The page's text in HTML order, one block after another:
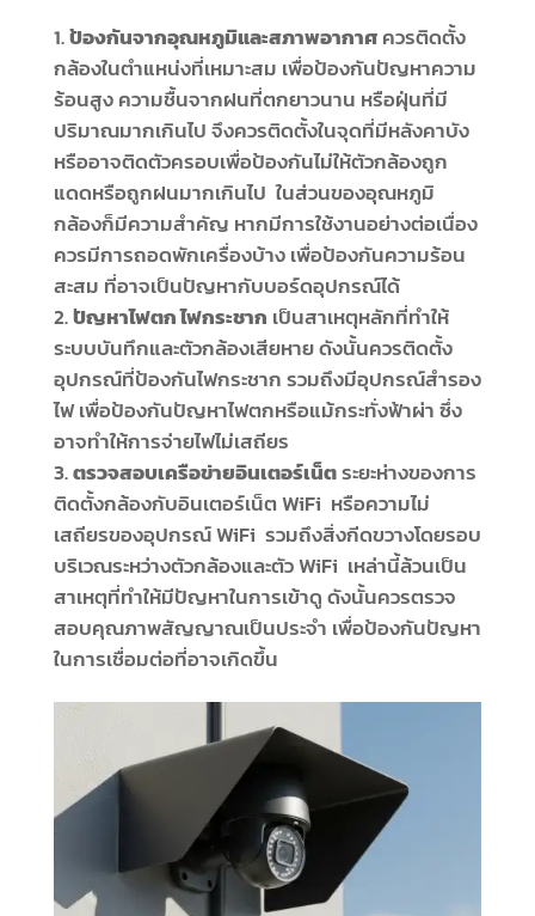
ป้องกันจากอุณหภูมิและสภาพอากาศควรติดตั้ง
กล้องในตำแหน่งที่เหมาะสม เพื่อป้องกันปัญหาความ
ร้อนสูง ความชื้นจากฝนที่ตกยาวนาน หรือฝุ่นที่มี
ปริมาณมากเกินไป จึงควรติดตั้งในจุดที่มีหลังคาบัง
หรืออาจติดตัวครอบเพื่อป้องกันไม่ให้ตัวกล้องถูก
แดดหรือถูกฝนมากเกินไป ในส่วนของอุณหภูมิ
กล้องก็มีความสำคัญ หากมีการใช้งานอย่างต่อเนื่อง
ควรมีการถอดพักเครื่องบ้าง เพื่อป้องกันความร้อน
สะสม ที่อาจเป็นปัญหากับบอร์ดอุปกรณ์ได้
ปัญหาไฟตก ไฟกระชาก เป็นสาเหตุหลักที่ทำให้
ระบบบันทึกและตัวกล้องเสียหาย ดังนั้นควรติดตั้ง
อุปกรณ์ที่ป้องกันไฟกระชาก รวมถึงมีอุปกรณ์สำรอง
ไฟ เพื่อป้องกันปัญหาไฟตกหรือแม้กระทั่งฟ้าผ่า ซึ่ง
อาจทำให้การจ่ายไฟไม่เสถียร
ตรวจสอบเครือข่ายอินเตอร์เน็ตระยะห่างของการ
ติดตั้งกล้องกับอินเตอร์เน็ต WiFi หรือความไม่
เสถียรของอุปกรณ์ WiFi รวมถึงสิ่งกีดขวางโดยรอบ
บริเวณระหว่างตัวกล้องและตัว WiFi เหล่านี้ล้วนเป็น
สาเหตุที่ทำให้มีปัญหาในการเข้าดู ดังนั้นควรตรวจ
สอบคุณภาพสัญญาณเป็นประจำ เพื่อป้องกันปัญหา
ในการเชื่อมต่อที่อาจเกิดขึ้น